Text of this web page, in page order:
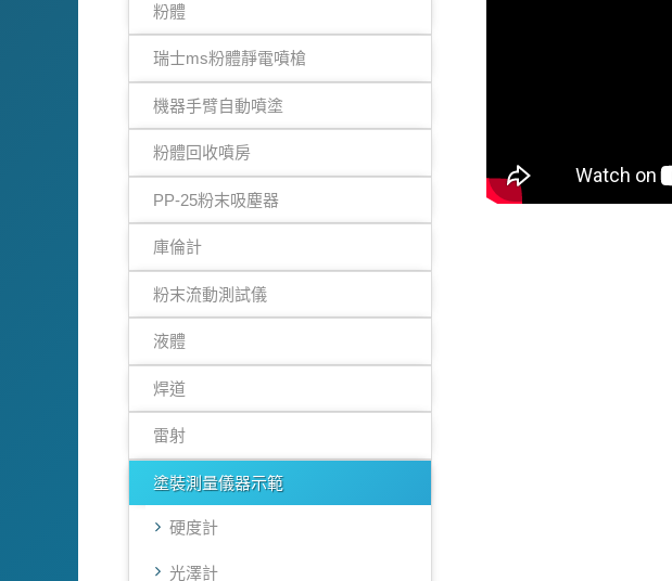
粉體
瑞士ms粉體靜電噴槍
機器手臂自動噴塗
粉體回收噴房
PP-25粉末吸塵器
庫倫計
粉末流動測試儀
液體
焊道
雷射
塗裝測量儀器示範
硬度計
光澤計